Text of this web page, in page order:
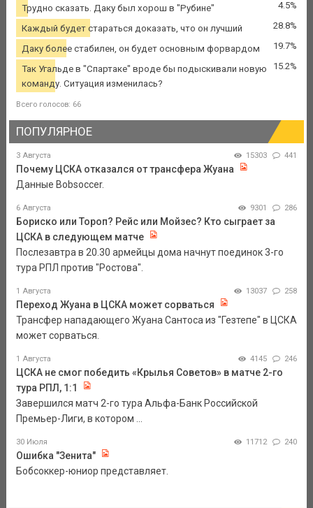
Трудно сказать. Даку был хорош в "Рубине" 4.5%
Каждый будет стараться доказать, что он лучший 28.8%
Даку более стабилен, он будет основным форвардом 19.7%
Так Угальде в "Спартаке" вроде бы подыскивали новую
команду. Ситуация изменилась?
15.2%
Всего голосов: 66
ПОПУЛЯРНОЕ
3 Августа 15303 441
Почему ЦСКА отказался от трансфера Жуана
Данные Bobsoccer.
6 Августа 9301 286
Бориско или Тороп? Рейс или Мойзес? Кто сыграет за
ЦСКА в следующем матче
Послезавтра в 20.30 армейцы дома начнут поединок 3-го
тура РПЛ против "Ростова".
1 Августа 13037 258
Переход Жуана в ЦСКА может сорваться
Трансфер нападающего Жуана Сантоса из "Гезтепе" в ЦСКА
может сорваться.
1 Августа 4145 246
ЦСКА не смог победить «Крылья Советов» в матче 2-го
тура РПЛ, 1:1
Завершился матч 2-го тура Альфа-Банк Российской
Премьер-Лиги, в котором ...
30 Июля 11712 240
Ошибка "Зенита"
Бобсоккер-юниор представляет.